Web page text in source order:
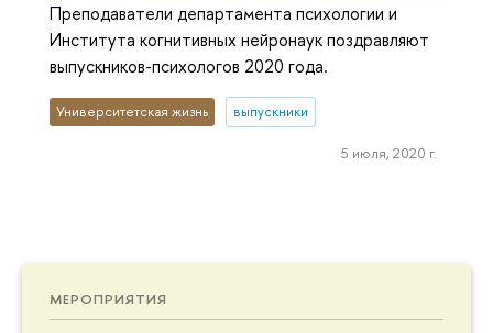
МЕРОПРИЯТИЯ
Преподаватели департамента психологии и
Института когнитивных нейронаук поздравляют
выпускников-психологов 2020 года.
Университетская жизнь выпускники
5 июля, 2020 г.